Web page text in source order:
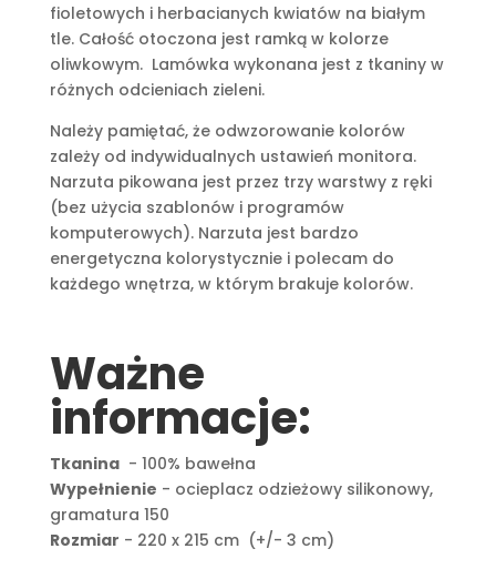
fioletowych i herbacianych kwiatów na białym
tle. Całość otoczona jest ramką w kolorze
oliwkowym. Lamówka wykonana jest z tkaniny w
różnych odcieniach zieleni.
Należy pamiętać, że odwzorowanie kolorów
zależy od indywidualnych ustawień monitora.
Narzuta pikowana jest przez trzy warstwy z ręki
(bez użycia szablonów i programów
komputerowych). Narzuta jest bardzo
energetyczna kolorystycznie i polecam do
każdego wnętrza, w którym brakuje kolorów.
Ważne
informacje:
Tkanina- 100% bawełna
Wypełnienie - ocieplacz odzieżowy silikonowy,
gramatura 150
Rozmiar - 220 x 215 cm (+/- 3 cm)